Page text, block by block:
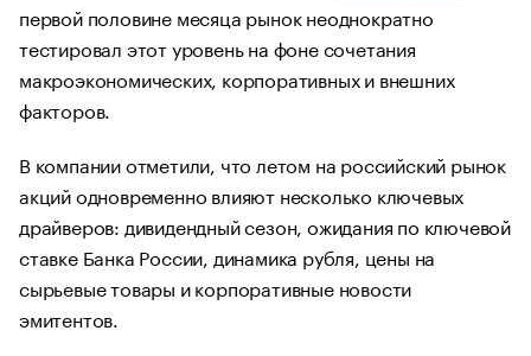
первой половине месяца рынок неоднократно
тестировал этот уровень на фоне сочетания
макроэкономических, корпоративных и внешних
факторов.
В компании отметили, что летом на российский рынок
акций одновременно влияют несколько ключевых
драйверов: дивидендный сезон, ожидания по ключевой
ставке Банка России, динамика рубля, цены на
сырьевые товары и корпоративные новости
эмитентов.